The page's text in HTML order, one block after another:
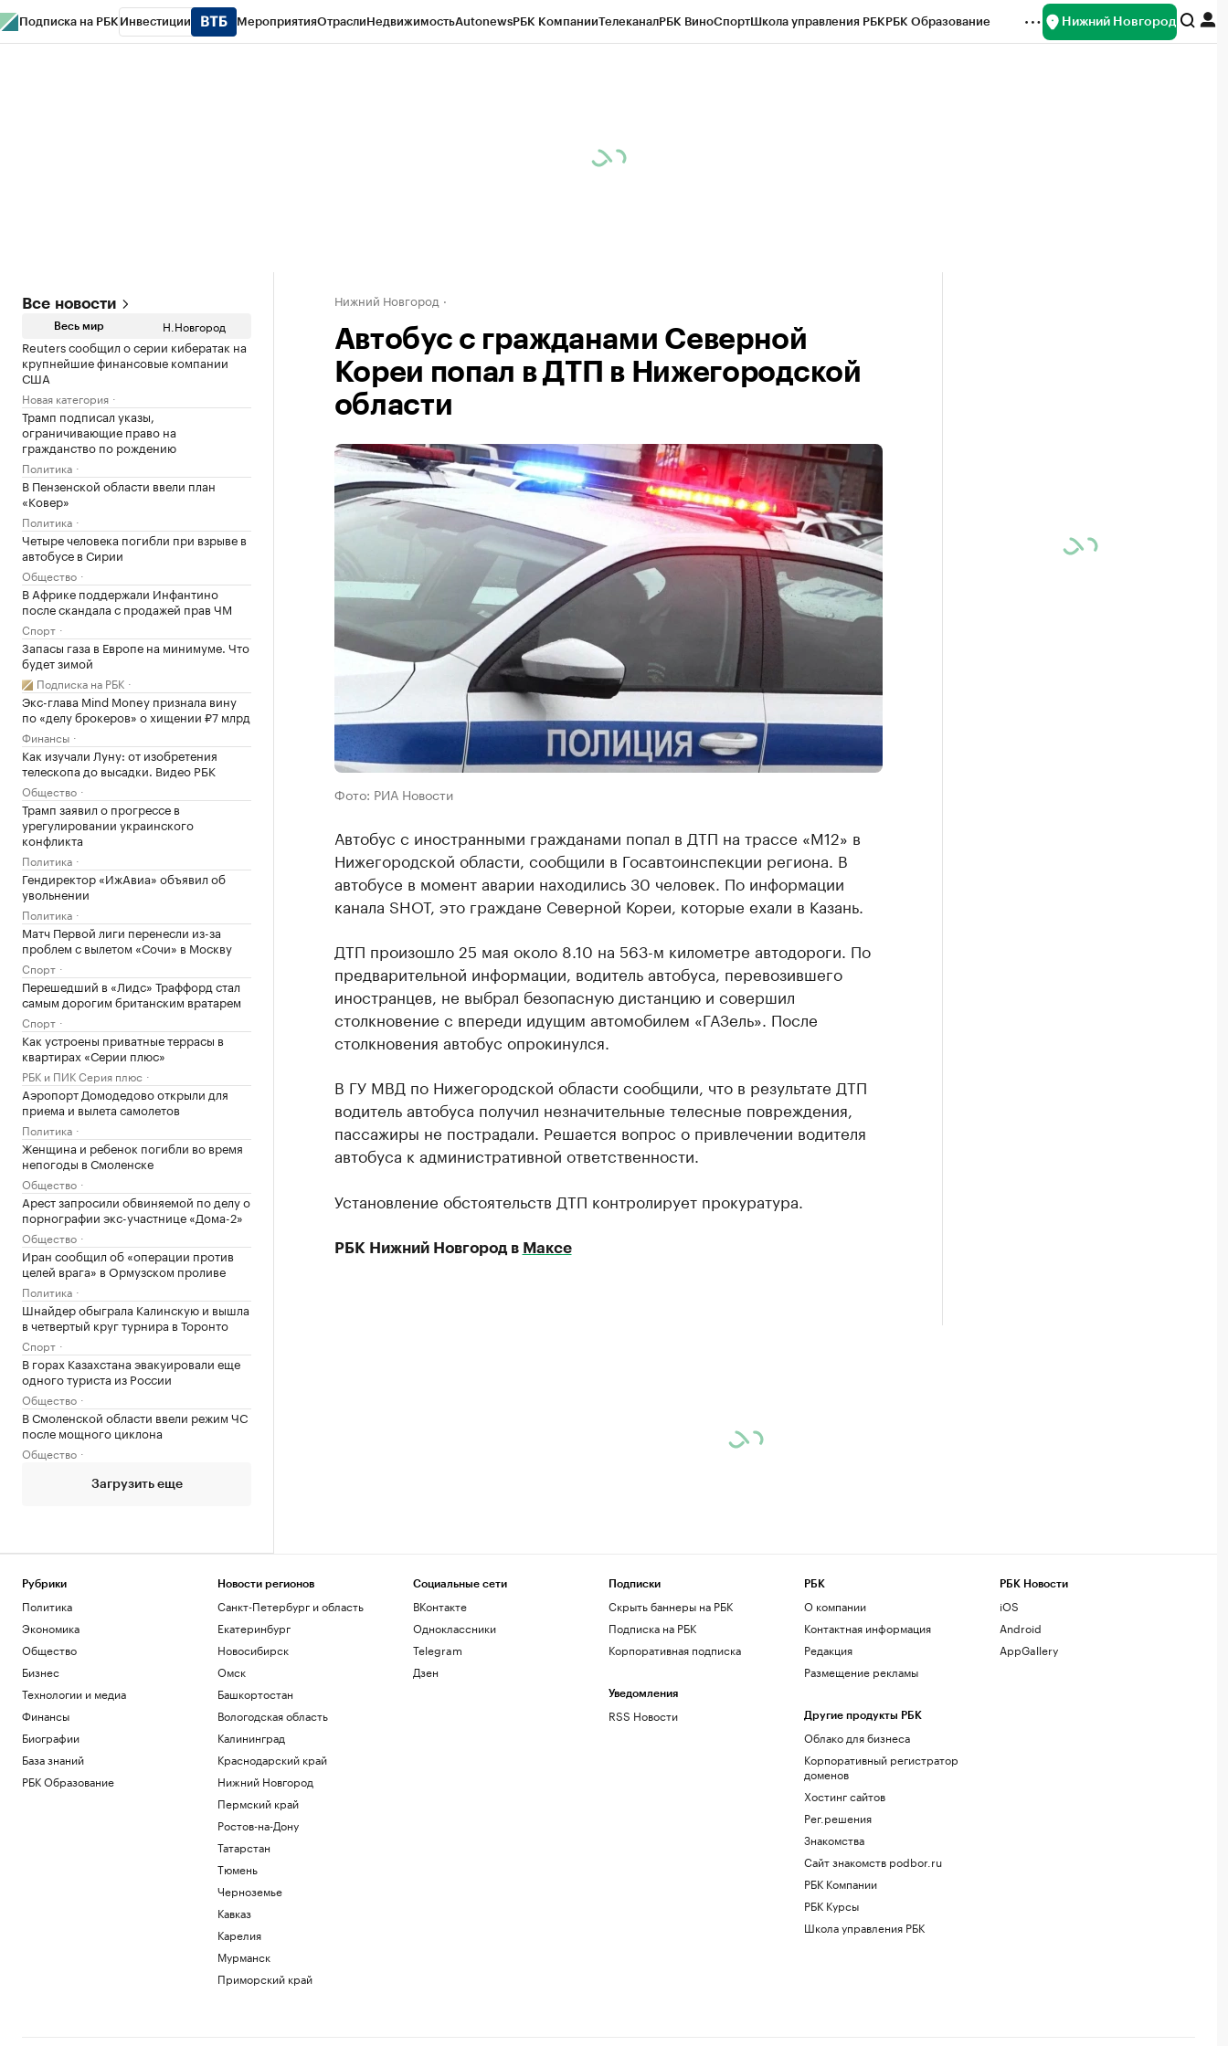
Подписка на РБК Инвестиции МероприятияОтраслиНедвижимостьAutonewsРБК КомпанииТелеканалРБК ВиноСпортШкола управления РБКРБК Образование Нижний Новгород
Все новости
Весь мир Н.Новгород
Reuters сообщил о серии кибератак на
крупнейшие финансовые компании
США
Новая категория
Трамп подписал указы,
ограничивающие право на
гражданство по рождению
Политика
В Пензенской области ввели план
«Ковер»
Политика
Четыре человека погибли при взрыве в
автобусе в Сирии
Общество
В Африке поддержали Инфантино
после скандала с продажей прав ЧМ
Спорт
Запасы газа в Европе на минимуме. Что
будет зимой
Подписка на РБК
Экс-глава Mind Money признала вину
по «делу брокеров» о хищении ₽7 млрд
Финансы
Как изучали Луну: от изобретения
телескопа до высадки. Видео РБК
Общество
Трамп заявил о прогрессе в
урегулировании украинского
конфликта
Политика
Гендиректор «ИжАвиа» объявил об
увольнении
Политика
Матч Первой лиги перенесли из-за
проблем с вылетом «Сочи» в Москву
Спорт
Перешедший в «Лидс» Траффорд стал
самым дорогим британским вратарем
Спорт
Как устроены приватные террасы в
квартирах «Серии плюс»
РБК и ПИК Серия плюс
Аэропорт Домодедово открыли для
приема и вылета самолетов
Политика
Женщина и ребенок погибли во время
непогоды в Смоленске
Общество
Арест запросили обвиняемой по делу о
порнографии экс-участнице «Дома-2»
Общество
Иран сообщил об «операции против
целей врага» в Ормузском проливе
Политика
Шнайдер обыграла Калинскую и вышла
в четвертый круг турнира в Торонто
Спорт
В горах Казахстана эвакуировали еще
одного туриста из России
Общество
В Смоленской области ввели режим ЧС
после мощного циклона
Общество
Загрузить еще
Нижний Новгород
Автобус с гражданами Северной
Кореи попал в ДТП в Нижегородской
области
Фото: РИА Новости
Автобус с иностранными гражданами попал в ДТП на трассе «М12» в
Нижегородской области, сообщили в Госавтоинспекции региона. В
автобусе в момент аварии находились 30 человек. По информации
канала SHOT, это граждане Северной Кореи, которые ехали в Казань.
ДТП произошло 25 мая около 8.10 на 563-м километре автодороги. По
предварительной информации, водитель автобуса, перевозившего
иностранцев, не выбрал безопасную дистанцию и совершил
столкновение с впереди идущим автомобилем «ГАЗель». После
столкновения автобус опрокинулся.
В ГУ МВД по Нижегородской области сообщили, что в результате ДТП
водитель автобуса получил незначительные телесные повреждения,
пассажиры не пострадали. Решается вопрос о привлечении водителя
автобуса к административной ответственности.
Установление обстоятельств ДТП контролирует прокуратура.
РБК Нижний Новгород в Максе
Рубрики
Политика
Экономика
Общество
Бизнес
Технологии и медиа
Финансы
Биографии
База знаний
РБК Образование
Новости регионов
Санкт-Петербург и область
Екатеринбург
Новосибирск
Омск
Башкортостан
Вологодская область
Калининград
Краснодарский край
Нижний Новгород
Пермский край
Ростов-на-Дону
Татарстан
Тюмень
Черноземье
Кавказ
Карелия
Мурманск
Приморский край
Социальные сети
ВКонтакте
Одноклассники
Telegram
Дзен
Подписки
Скрыть баннеры на РБК
Подписка на РБК
Корпоративная подписка
Уведомления
RSS Новости
РБК
О компании
Контактная информация
Редакция
Размещение рекламы
Другие продукты РБК
Облако для бизнеса
Корпоративный регистратор
доменов
Хостинг сайтов
Рег.решения
Знакомства
Сайт знакомств podbor.ru
РБК Компании
РБК Курсы
Школа управления РБК
РБК Новости
iOS
Android
AppGallery